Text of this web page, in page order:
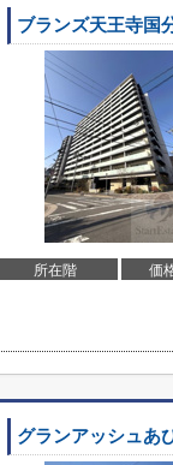
ブランズ天王寺国
所在階 価
グランアッシュあ